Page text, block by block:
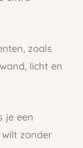
zoals
licht en
je een
zonder